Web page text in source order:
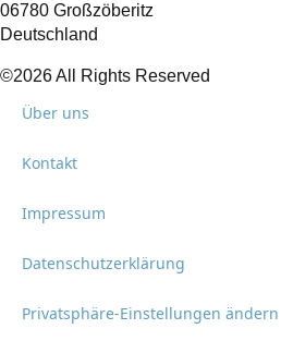
06780 Großzöberitz
Deutschland
©2026 All Rights Reserved
Über uns
Kontakt
Impressum
Datenschutzerklärung
Privatsphäre-Einstellungen ändern